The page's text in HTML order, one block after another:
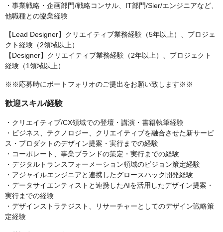
・事業戦略・企画部門/戦略コンサル、IT部門/Sier/エンジニアなど、
他職種との協業経験
【Lead Designer】クリエイティブ業務経験（5年以上）、プロジェ
クト経験（2領域以上）
【Designer】クリエイティブ業務経験（2年以上）、プロジェクト
経験（1領域以上）
※※応募時にポートフォリオのご提出をお願い致します※※
歓迎スキル/経験
・クリエイティブ/CX領域での登壇・講演・書籍執筆経験
・ビジネス、テクノロジー、クリエイティブを融合させた新サービ
ス・プロダクトのデザイン提案・実行までの経験
・コーポレート、事業ブランドの策定・実行までの経験
・デジタルトランスフォーメーション領域のビジョン策定経験
・アジャイルエンジニアと連携したグロースハック開発経験
・データサイエンティストと連携したAIを活用したデザイン提案・
実行までの経験
・デザインストラテジスト、リサーチャーとしてのデザイン戦略策
定経験